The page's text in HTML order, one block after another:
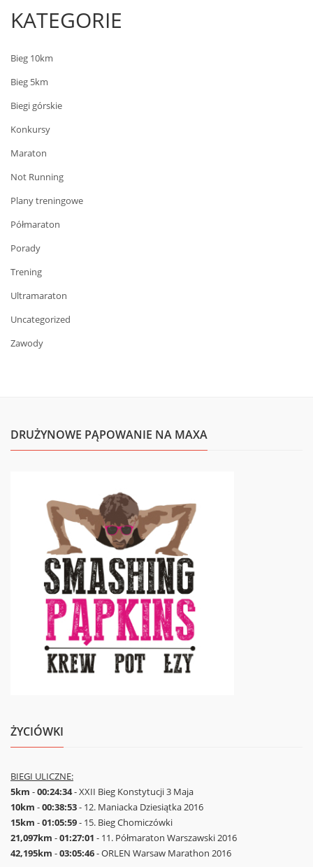
KATEGORIE
Bieg 10km
Bieg 5km
Biegi górskie
Konkursy
Maraton
Not Running
Plany treningowe
Półmaraton
Porady
Trening
Ultramaraton
Uncategorized
Zawody
DRUŻYNOWE PĄPOWANIE NA MAXA
ŻYCIÓWKI
BIEGI ULICZNE:
5km -00:24:34- XXII Bieg Konstytucji 3 Maja
10km -00:38:53- 12. Maniacka Dziesiątka 2016
15km -01:05:59- 15. Bieg Chomiczówki
21,097km -01:27:01 - 11. Półmaraton Warszawski 2016
42,195km -03:05:46- ORLEN Warsaw Marathon 2016